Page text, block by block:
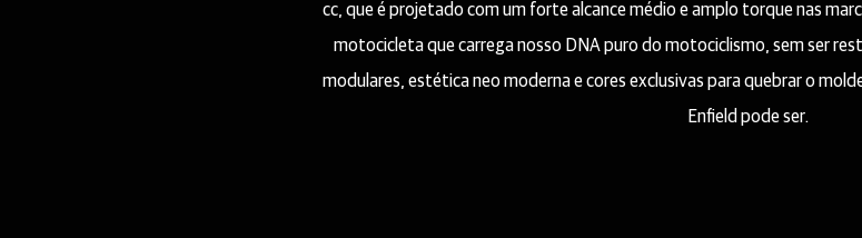
cc, que é projetado com um forte alcance médio e amplo torque nas
motocicleta que carrega nosso DNA puro do motociclismo, sem ser
modulares, estética neo moderna e cores exclusivas para quebrar o
Enfield pode ser.